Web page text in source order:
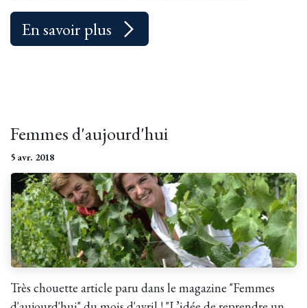
En savoir plus
Femmes d'aujourd'hui
5 avr. 2018
Très chouette article paru dans le magazine "Femmes